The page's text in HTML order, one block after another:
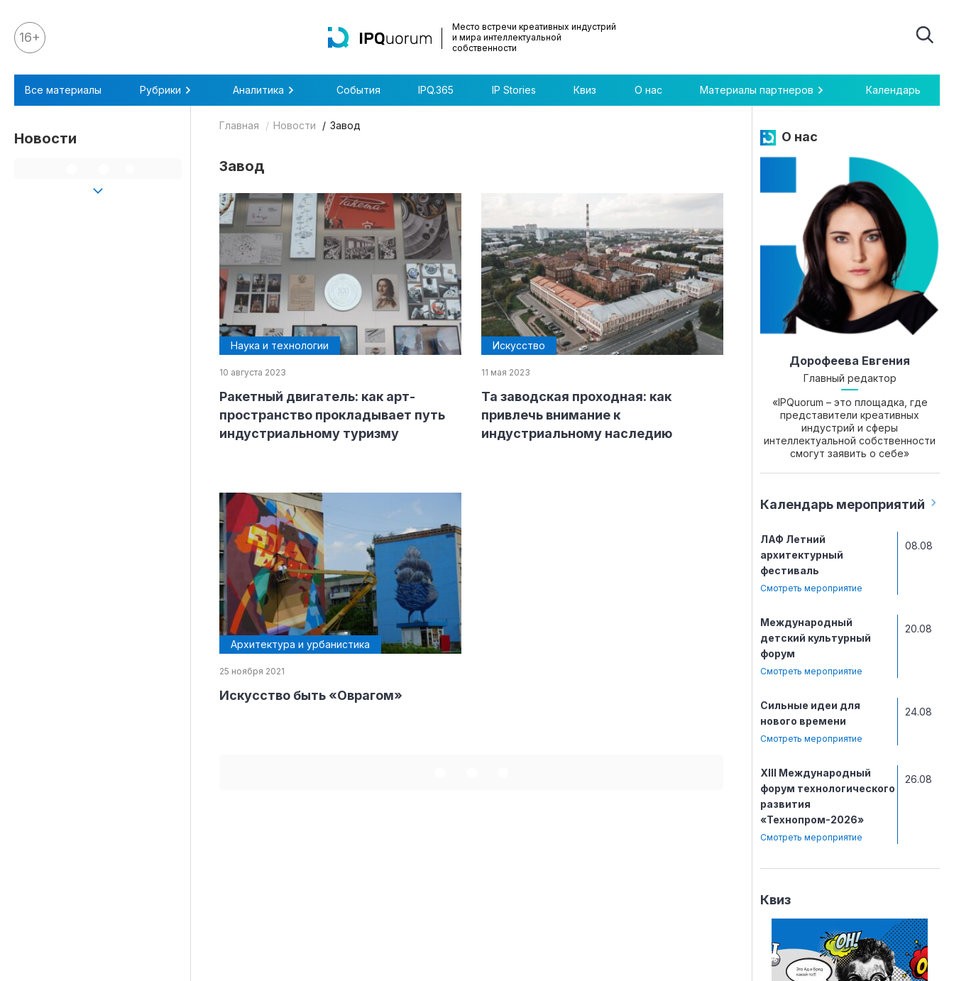
Все материалы
Аналитика
Аналитика
Интеллектуальная собственность и креативные индустрии
16+
Место встречи креативных индустрий
и мира интеллектуальной
собственности
Все материалы Рубрики Аналитика События IPQ.365 IP Stories Квиз О нас Материалы партнеров Календарь
Новости
Главная Новости Завод
Завод
Наука и технологии
10 августа 2023
Ракетный двигатель: как арт-
пространство прокладывает путь
индустриальному туризму
Искусство
11 мая 2023
Та заводская проходная: как
привлечь внимание к
индустриальному наследию
Архитектура и урбанистика
25 ноября 2021
Искусство быть «Оврагом»
О нас
Дорофеева Евгения
Главный редактор
«IPQuorum – это площадка, где
представители креативных
индустрий и сферы
интеллектуальной собственности
смогут заявить о себе»
Календарь мероприятий
ЛАФ Летний
архитектурный
фестиваль
Смотреть мероприятие
08.08
Международный
детский культурный
форум
Смотреть мероприятие
20.08
Сильные идеи для
нового времени
Смотреть мероприятие
24.08
ХIII Международный
форум технологического
развития
«Технопром-2026»
Смотреть мероприятие
26.08
Квиз